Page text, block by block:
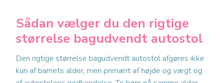
Sådan vælger du den rigtige
størrelse bagudvendt autostol
Den rigtige størrelse bagudvendt autostol afgøres ikke
kun af barnets alder, men primært af højde og vægt og